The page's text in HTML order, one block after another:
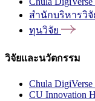
สำนักบริหารวิจั
ทุนวิจัย
วิจัยและนวัตกรรม
Chula DigiVerse
CU Innovation